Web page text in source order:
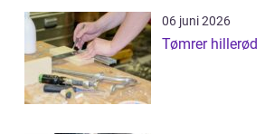
06 juni 2026
Tømrer hillerød